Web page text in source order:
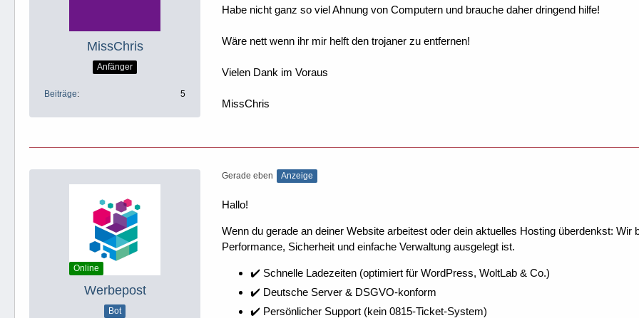
MissChris
Anfänger
Beiträge 5
Habe nicht ganz so viel Ahnung von Computern und brauche daher dringend hilfe!
Wäre nett wenn ihr mir helft den trojaner zu entfernen!
Vielen Dank im Voraus
MissChris
Online
Werbepost
Bot
Gerade eben Anzeige
Hallo!
Wenn du gerade an deiner Website arbeitest oder dein aktuelles Hosting überdenkst:
Performance, Sicherheit und einfache Verwaltung ausgelegt ist.
✔️ Schnelle Ladezeiten (optimiert für WordPress, WoltLab & Co.)
✔️ Deutsche Server & DSGVO-konform
✔️ Persönlicher Support (kein 0815-Ticket-System)